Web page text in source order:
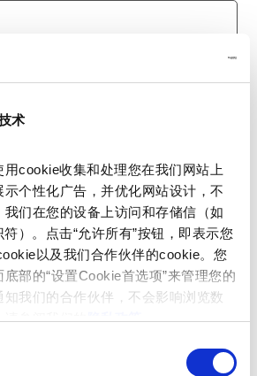
术
cookie收集和处理您在我们网站上
个性化广告，并优化网站设计，不
们在您的设备上访问和存储信（如
）。点击“允许所有”按钮，即表示您
以及我们合作伙伴的cookie。您
部的“设置Cookie首选项”来管理您的
知我们的合作伙伴，不会影响浏览数
请参阅我们的隐私政策。